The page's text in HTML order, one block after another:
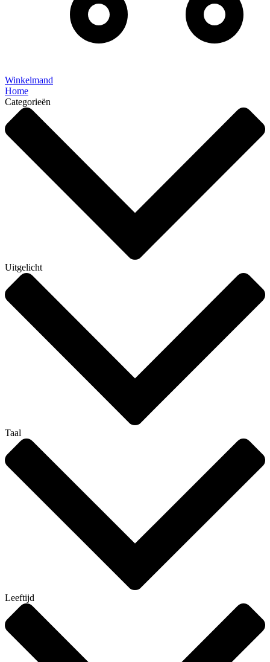
Winkelmand
Home
Categorieën
Uitgelicht
Taal
Leeftijd